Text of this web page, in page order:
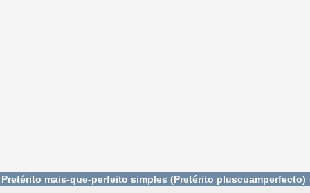
Pretérito mais-que-perfeito simples (Pretérito pluscuamperfecto)